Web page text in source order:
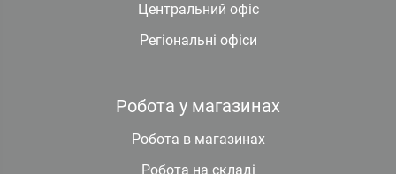
Центральний офіс
Регіональні офіси
Робота у магазинах
Робота в магазинах
Робота на складі